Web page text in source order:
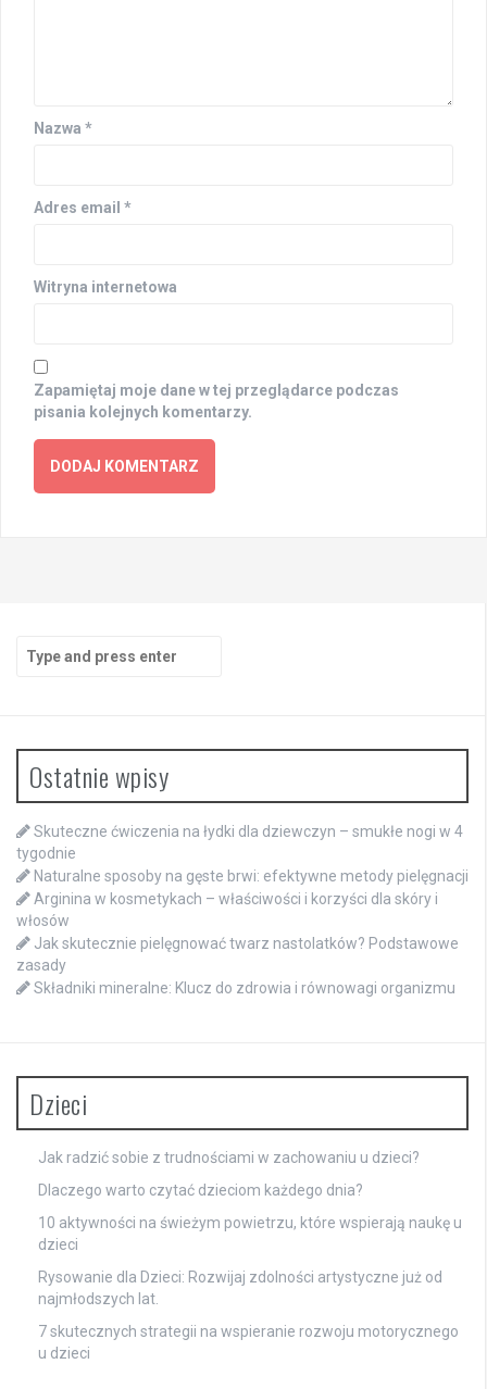
Nazwa *
Adres email *
Witryna internetowa
Zapamiętaj moje dane w tej przeglądarce podczas
pisania kolejnych komentarzy.
Search
for:
Ostatnie wpisy
Skuteczne ćwiczenia na łydki dla dziewczyn – smukłe nogi w 4
tygodnie
Naturalne sposoby na gęste brwi: efektywne metody pielęgnacji
Arginina w kosmetykach – właściwości i korzyści dla skóry i
włosów
Jak skutecznie pielęgnować twarz nastolatków? Podstawowe
zasady
Składniki mineralne: Klucz do zdrowia i równowagi organizmu
Dzieci
Jak radzić sobie z trudnościami w zachowaniu u dzieci?
Dlaczego warto czytać dzieciom każdego dnia?
10 aktywności na świeżym powietrzu, które wspierają naukę u
dzieci
Rysowanie dla Dzieci: Rozwijaj zdolności artystyczne już od
najmłodszych lat.
7 skutecznych strategii na wspieranie rozwoju motorycznego
u dzieci